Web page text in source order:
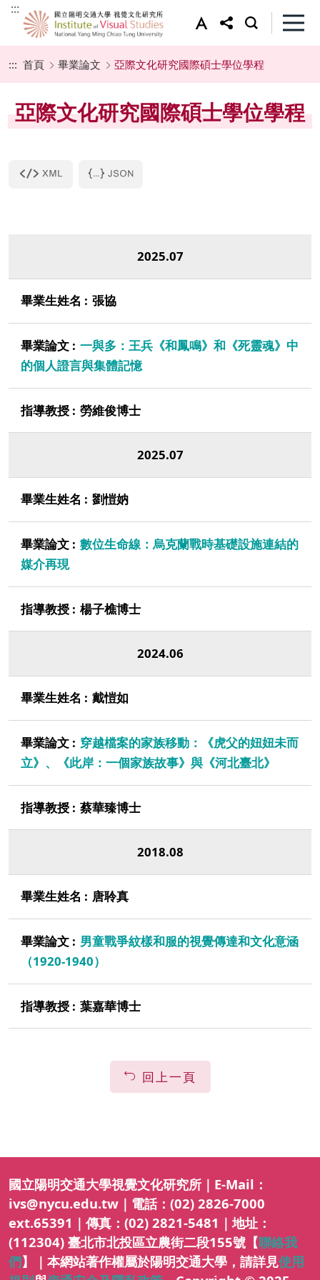
:::
::: 首頁 畢業論文 亞際文化研究國際碩士學位學程
亞際文化研究國際碩士學位學程
2025.07
張協
一與多：王兵《和鳳鳴》和《死靈魂》中
的個人證言與集體記憶
勞維俊博士
2025.07
劉愷妠
數位生命線：烏克蘭戰時基礎設施連結的
媒介再現
楊子樵博士
2024.06
戴愷如
穿越檔案的家族移動：《虎父的妞妞未而
立》、《此岸：一個家族故事》與《河北臺北》
蔡華臻博士
2018.08
唐聆真
男童戰爭紋樣和服的視覺傳達和文化意涵
（1920-1940）
葉嘉華博士
回上一頁
國立陽明交通大學視覺文化研究所｜E-Mail：
ivs@nycu.edu.tw｜電話：(02) 2826-7000
ext.65391｜傳真：(02) 2821-5481｜地址：
(112304) 臺北市北投區立農街二段155號【聯絡我
們】｜本網站著作權屬於陽明交通大學，請詳見使用